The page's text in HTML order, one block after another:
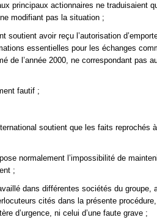
principaux actionnaires ne traduisaient
modifiant pas la situation ;
soutient avoir reçu l’autorisation
essentielles pour les échanges
de l’année 2000, ne correspondant pas
fautif ;
soutient que les faits reprochés
normalement l’impossibilité de
;
dans différentes sociétés du groupe,
cités dans la présente
d’urgence, ni celui d’une faute grave ;